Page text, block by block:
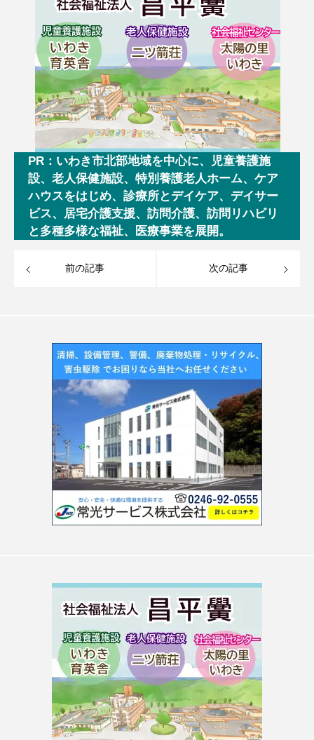
PR：いわき市北部地域を中心に、児童養護施
設、老人保健施設、特別養護老人ホーム、ケア
ハウスをはじめ、診療所とデイケア、デイサー
ビス、居宅介護支援、訪問介護、訪問リハビリ
と多種多様な福祉、医療事業を展開。
前の記事 次の記事